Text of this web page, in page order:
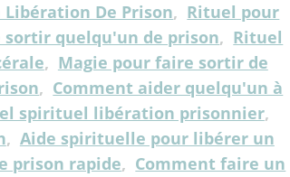
Libération De Prison, Rituel pour
quelqu'un de prison, Rituel
, Magie pour faire sortir de
, Comment aider quelqu'un à
spirituel libération prisonnier,
, Aide spirituelle pour libérer un
prison rapide, Comment faire un